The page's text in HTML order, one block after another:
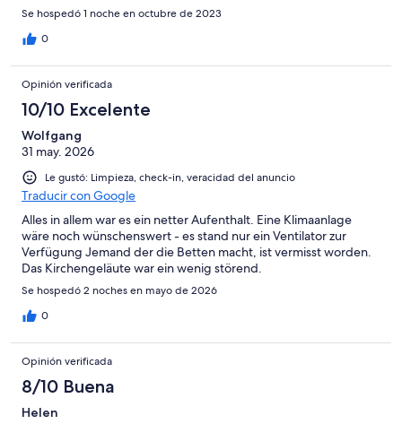
Se hospedó 1 noche en octubre de 2023
0
Opinión verificada
10/10 Excelente
Wolfgang
31 may. 2026
Le gustó: Limpieza, check-in, veracidad del anuncio
Traducir con Google
Alles in allem war es ein netter Aufenthalt. Eine Klimaanlage
wäre noch wünschenswert - es stand nur ein Ventilator zur
Verfügung Jemand der die Betten macht, ist vermisst worden.
Das Kirchengeläute war ein wenig störend.
Se hospedó 2 noches en mayo de 2026
0
Opinión verificada
8/10 Buena
Helen